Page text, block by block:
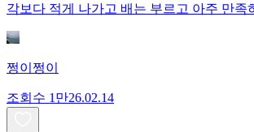
각보다 적게 나가고 배는 부르고 아주 만족
쩡이쩡이
조회수 1만26.02.14